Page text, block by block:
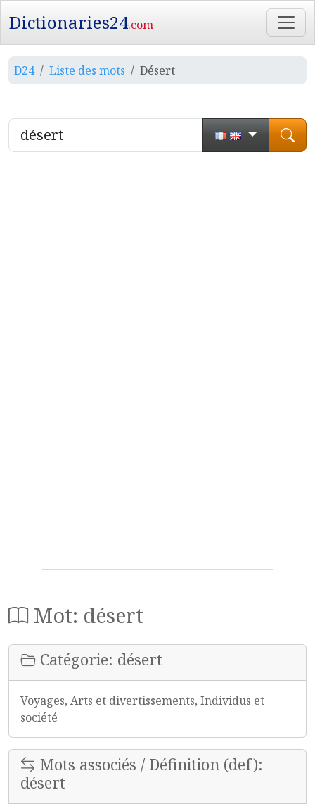
Dictionaries24.com
D24 Liste des mots Désert
Mot: désert
Catégorie: désert
Voyages, Arts et divertissements, Individus et
société
Mots associés / Définition (def):
désert